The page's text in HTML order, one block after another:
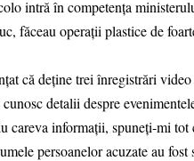
intră în competența
făceau operații plastice de
că deține trei înregistrări
cunosc detalii despre
careva informații, spuneți-mi
persoanelor acuzate au fost